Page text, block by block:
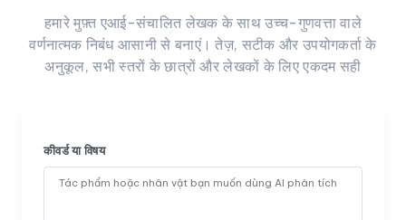
हमारे मुफ़्त एआई-संचालित लेखक के साथ उच्च-गुणवत्ता वाले
वर्णनात्मक निबंध आसानी से बनाएं। तेज़, सटीक और उपयोगकर्ता के
अनुकूल, सभी स्तरों के छात्रों और लेखकों के लिए एकदम सही
कीवर्ड या विषय